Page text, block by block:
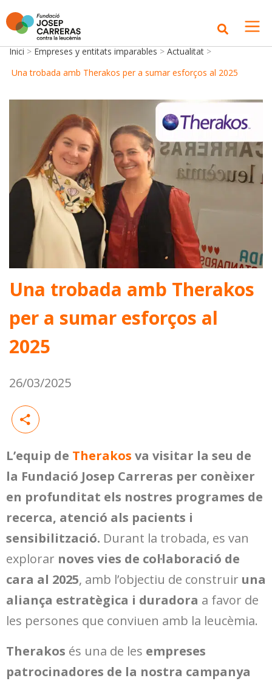
Inici > Empreses y entitats imparables > Actualitat >
Una trobada amb Therakos per a sumar esforços al 2025
Una trobada amb Therakos
per a sumar esforços al
2025
26/03/2025
L’equip de Therakos va visitar la seu de
la Fundació Josep Carreras per conèixer
en profunditat els nostres programes de
recerca, atenció als pacients i
sensibilització. Durant la trobada, es van
explorar noves vies de col·laboració de
cara al 2025, amb l’objectiu de construir una
aliança estratègica i duradora a favor de
les persones que conviuen amb la leucèmia.
Therakos és una de les empreses
patrocinadores de la nostra campanya